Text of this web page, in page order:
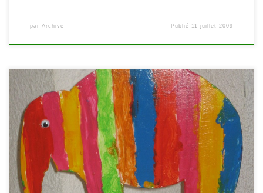
par Archive Publié 11 juillet 2009
C’est nous… Les p’tits colorés, les p’tits joviaux Les p’tits bariolés,
les p’tits nouveaux Pour faire la fête aux bébés, venez nous
emporter! Nous sommes prêts à débarquer chez vous, bambins,
accueillantes, parents, papys, mamys et bébés Dans le coin des
petits, un espace nous est réservé… VENEZ ! […]